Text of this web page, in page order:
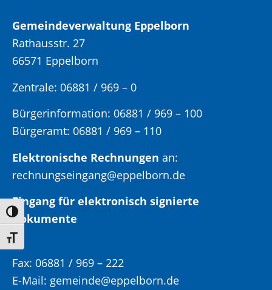
Umschalten auf hohe Kontraste
Schrift vergrößern
Gemeindeverwaltung Eppelborn
Rathausstr. 27
66571 Eppelborn
Zentrale: 06881 / 969 – 0
Bürgerinformation: 06881 / 969 – 100
Bürgeramt: 06881 / 969 – 110
Elektronische Rechnungen an:
rechnungseingang@eppelborn.de
Eingang für elektronisch signierte
Dokumente
Fax: 06881 / 969 – 222
E-Mail: gemeinde@eppelborn.de